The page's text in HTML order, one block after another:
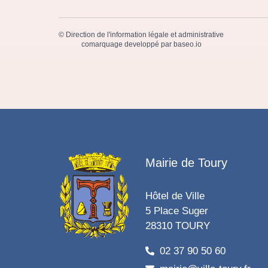
© Direction de l'information légale et administrative
comarquage developpé par baseo.io
Mairie de Toury
Hôtel de Ville
5 Place Suger
28310 TOURY
02 37 90 50 60